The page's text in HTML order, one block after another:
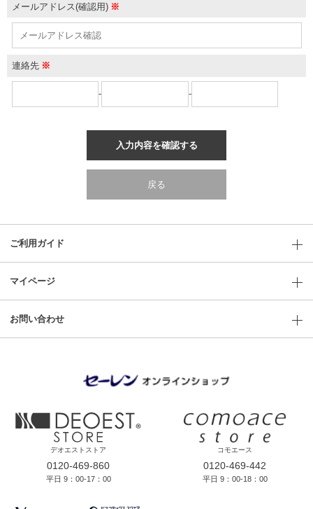
メールアドレス(確認用) ※
連絡先 ※
- -
入力内容を確認する
戻る
ご利用ガイド
マイページ
お問い合わせ
デオエストストア
0120-469-860
平日 9：00-17：00
コモエース
0120-469-442
平日 9：00-18：00